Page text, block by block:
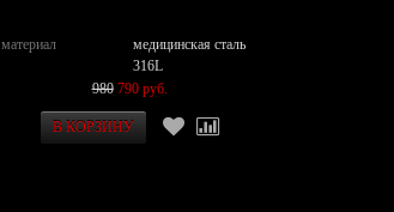
материал
медицинская сталь
316L
980 790 руб.